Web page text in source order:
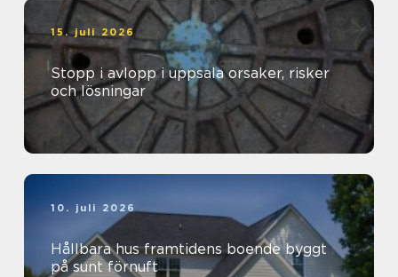
15. juli 2026
Stopp i avlopp i uppsala orsaker, risker
och lösningar
10. juli 2026
Hållbara hus framtidens boende byggt
på sunt förnuft